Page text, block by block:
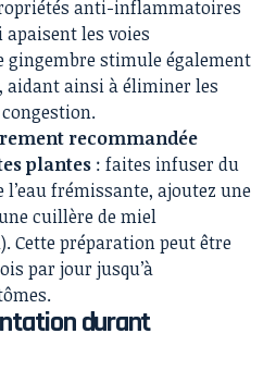
anti-inflammatoires
les voies
gingembre stimule également
ainsi à éliminer les
recommandée
plantes : faites infuser du
l’eau frémissante, ajoutez une
cuillère de miel
Cette préparation peut être
par jour jusqu’à
durant